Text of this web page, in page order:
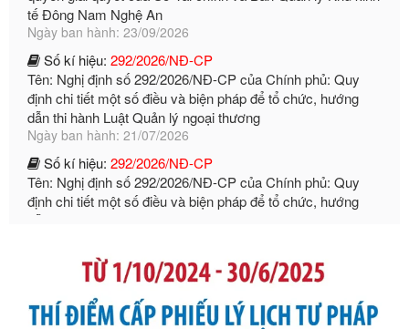
Số kí hiệu: 292/2026/NĐ-CP
Tên: Nghị định số 292/2026/NĐ-CP của Chính phủ: Quy
định chi tiết một số điều và biện pháp để tổ chức, hướng
dẫn thi hành Luật Quản lý ngoại thương
Ngày ban hành: 21/07/2026
Số kí hiệu:292/2026/NĐ-CP
Tên: Nghị định số 292/2026/NĐ-CP của Chính phủ: Quy
định chi tiết một số điều và biện pháp để tổ chức, hướng
dẫn thi hành Luật Quản lý ngoại thương
Ngày ban hành: 21/07/2026
bỏ Thông tư số 87/2019/TT- BТC ngày 19 tháng 12 năm
2019 của Bộ trưởng Bộ Tài chính hướng dẫn thực hiện xử
phạt vi phạm hành chính trong lĩnh vực kho bạc nhà nước
Ngày ban hành: 21/07/2026